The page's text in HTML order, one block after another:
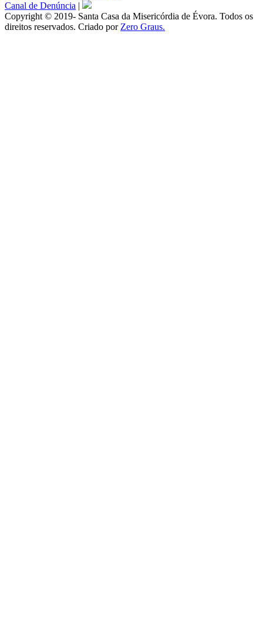
Canal de Denúncia |
Copyright © 2019- Santa Casa da Misericórdia de Évora. Todos os
direitos reservados. Criado porZero Graus.